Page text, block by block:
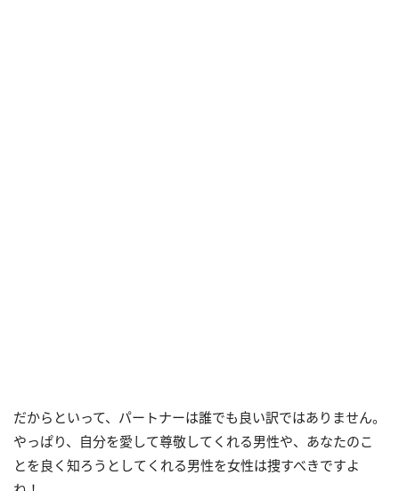
だからといって、パートナーは誰でも良い訳ではありません。
やっぱり、自分を愛して尊敬してくれる男性や、あなたのこ
とを良く知ろうとしてくれる男性を女性は捜すべきですよ